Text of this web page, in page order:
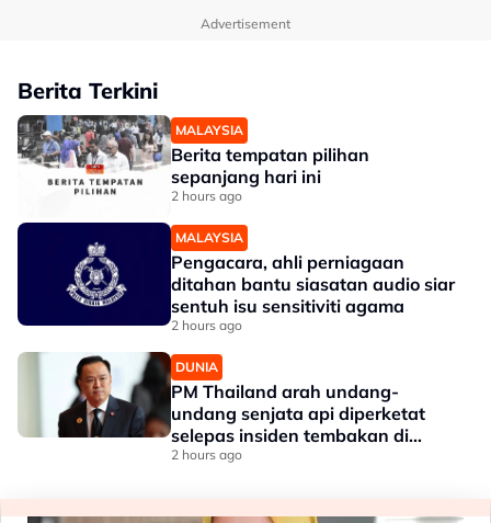
Advertisement
Berita Terkini
MALAYSIA
Berita tempatan pilihan
sepanjang hari ini
2 hours ago
MALAYSIA
Pengacara, ahli perniagaan
ditahan bantu siasatan audio siar
sentuh isu sensitiviti agama
2 hours ago
DUNIA
PM Thailand arah undang-
undang senjata api diperketat
selepas insiden tembakan di
sekolah
2 hours ago